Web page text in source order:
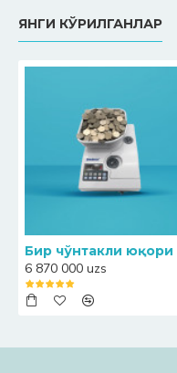
ЯНГИ КЎРИЛГАНЛАР
6 870 000 uzs